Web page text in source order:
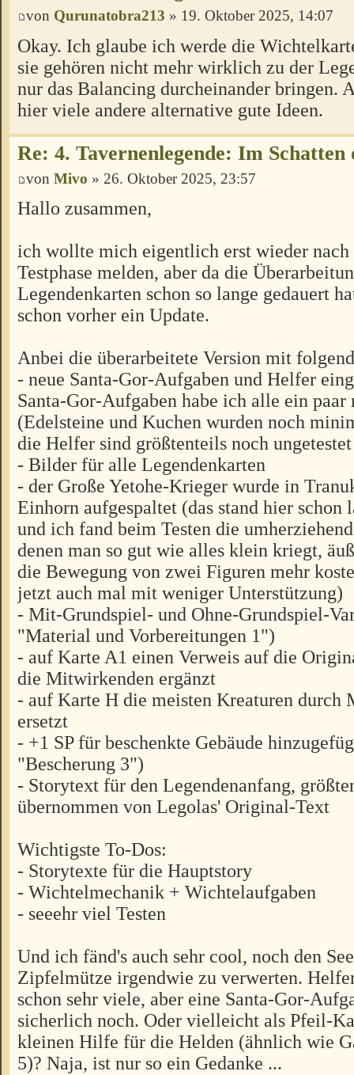
von Qurunatobra213 » 19. Oktober 2025, 14:07
Okay. Ich glaube ich werde die
sie gehören nicht mehr wirklich zu der
nur das Balancing durcheinander bringen.
hier viele andere alternative gute Ideen.
Re: 4. Tavernenlegende: Im Schatten
von Mivo » 26. Oktober 2025, 23:57
Hallo zusammen,
ich wollte mich eigentlich erst wieder nach
Testphase melden, aber da die
Legendenkarten schon so lange gedauert
schon vorher ein Update.
Anbei die überarbeitete Version mit
- neue Santa-Gor-Aufgaben und Helfer
Santa-Gor-Aufgaben habe ich alle ein paar
(Edelsteine und Kuchen wurden noch
die Helfer sind größtenteils noch ungetestet
- Bilder für alle Legendenkarten
- der Große Yetohe-Krieger wurde in
Einhorn aufgespaltet (das stand hier schon
und ich fand beim Testen die
denen man so gut wie alles klein kriegt,
die Bewegung von zwei Figuren mehr
jetzt auch mal mit weniger Unterstützung)
- Mit-Grundspiel- und Ohne-Grundspiel-
"Material und Vorbereitungen 1")
- auf Karte A1 einen Verweis auf die
die Mitwirkenden ergänzt
- auf Karte H die meisten Kreaturen durch
ersetzt
- +1 SP für beschenkte Gebäude
"Bescherung 3")
- Storytext für den Legendenanfang,
übernommen von Legolas' Original-Text
Wichtigste To-Dos:
- Storytexte für die Hauptstory
- Wichtelmechanik + Wichtelaufgaben
- seeehr viel Testen
Und ich fänd's auch sehr cool, noch den
Zipfelmütze irgendwie zu verwerten.
schon sehr viele, aber eine Santa-Gor-
sicherlich noch. Oder vielleicht als Pfeil-
kleinen Hilfe für die Helden (ähnlich wie
5)? Naja, ist nur so ein Gedanke ...